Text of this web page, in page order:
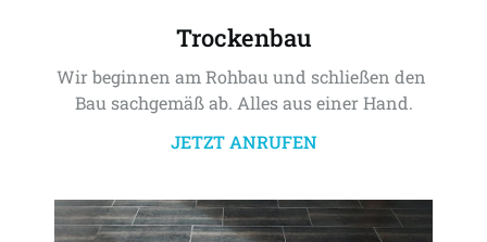
Trockenbau
Wir beginnen am Rohbau und schließen den
Bau sachgemäß ab. Alles aus einer Hand.
JETZT ANRUFEN